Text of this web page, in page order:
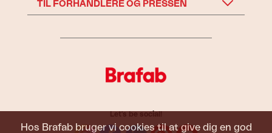
Hos Brafab bruger vi cookies til at give dig en god
TIL FORHANDLERE OG PRESSEN
Let's be social!